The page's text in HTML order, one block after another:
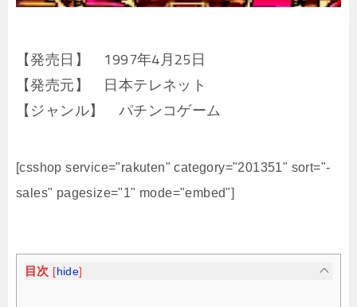
【発売日】 1997年4月25日
【発売元】 日本テレネット
【ジャンル】 パチンコゲーム
[csshop service="rakuten" category="201351" sort="-
sales" pagesize="1" mode="embed"]
目次 [ hide]